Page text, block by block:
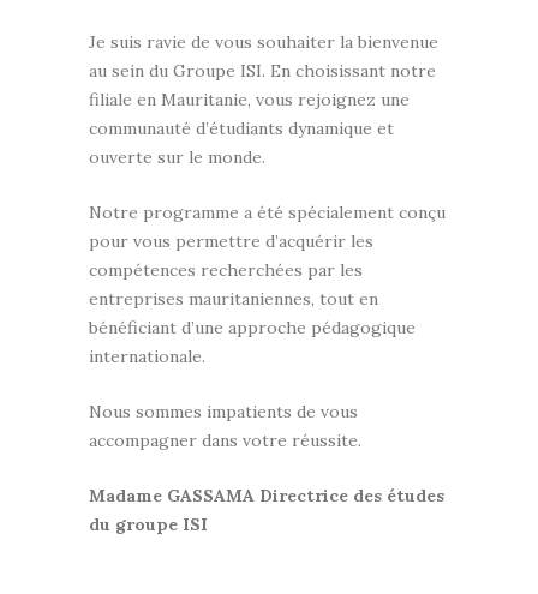
Je suis ravie de vous souhaiter la bienvenue
au sein du Groupe ISI. En choisissant notre
filiale en Mauritanie, vous rejoignez une
communauté d’étudiants dynamique et
ouverte sur le monde.
Notre programme a été spécialement conçu
pour vous permettre d’acquérir les
compétences recherchées par les
entreprises mauritaniennes, tout en
bénéficiant d’une approche pédagogique
internationale.
Nous sommes impatients de vous
accompagner dans votre réussite.
Madame GASSAMA Directrice des études
du groupe ISI